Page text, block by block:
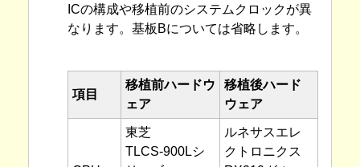
ICの構成や移植前のシステムクロックが異
なります。基板Bについては省略します。
項目
移植前ハードウ
ェア
移植後ハード
ウェア
東芝
TLCS-900Lシ
ルネサスエレ
クトロニクス